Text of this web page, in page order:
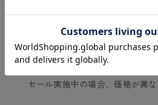
ソックス・靴下
レギンス・スパッツ
- タンクトップ
- カップ付きインナー
CLINICAL
お問い合わせについて
あなたにおす
セール実施中の場合、価格が異な